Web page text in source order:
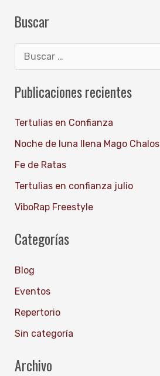
Buscar
s
p
o
r
Publicaciones recientes
Tertulias en Confianza
Noche de luna llena Mago Chalos
Fe de Ratas
Tertulias en confianza julio
ViboRap Freestyle
Categorías
Blog
Eventos
Repertorio
Sin categoría
Archivo